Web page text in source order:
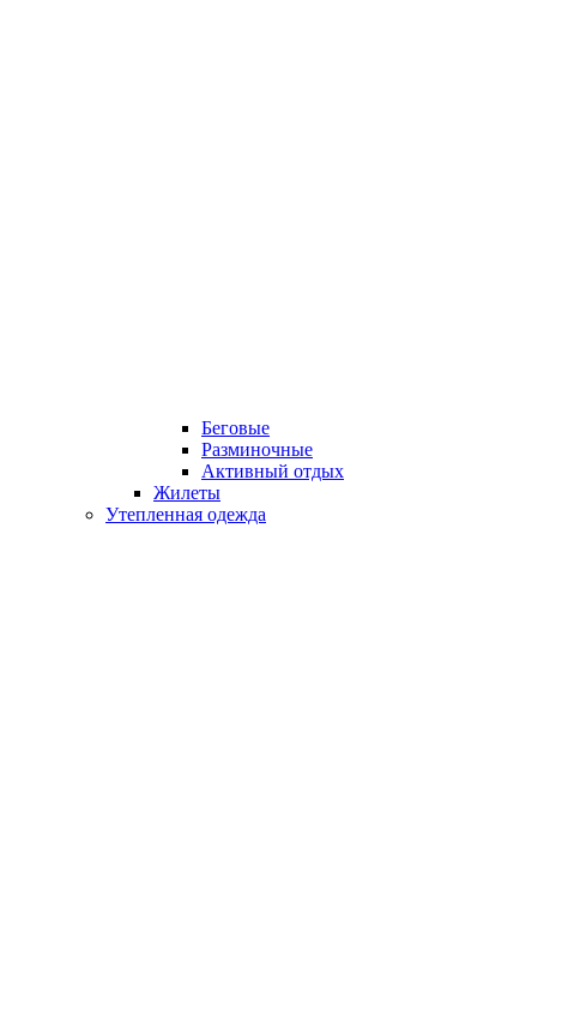
Беговые
Разминочные
Активный отдых
Жилеты
Утепленная одежда